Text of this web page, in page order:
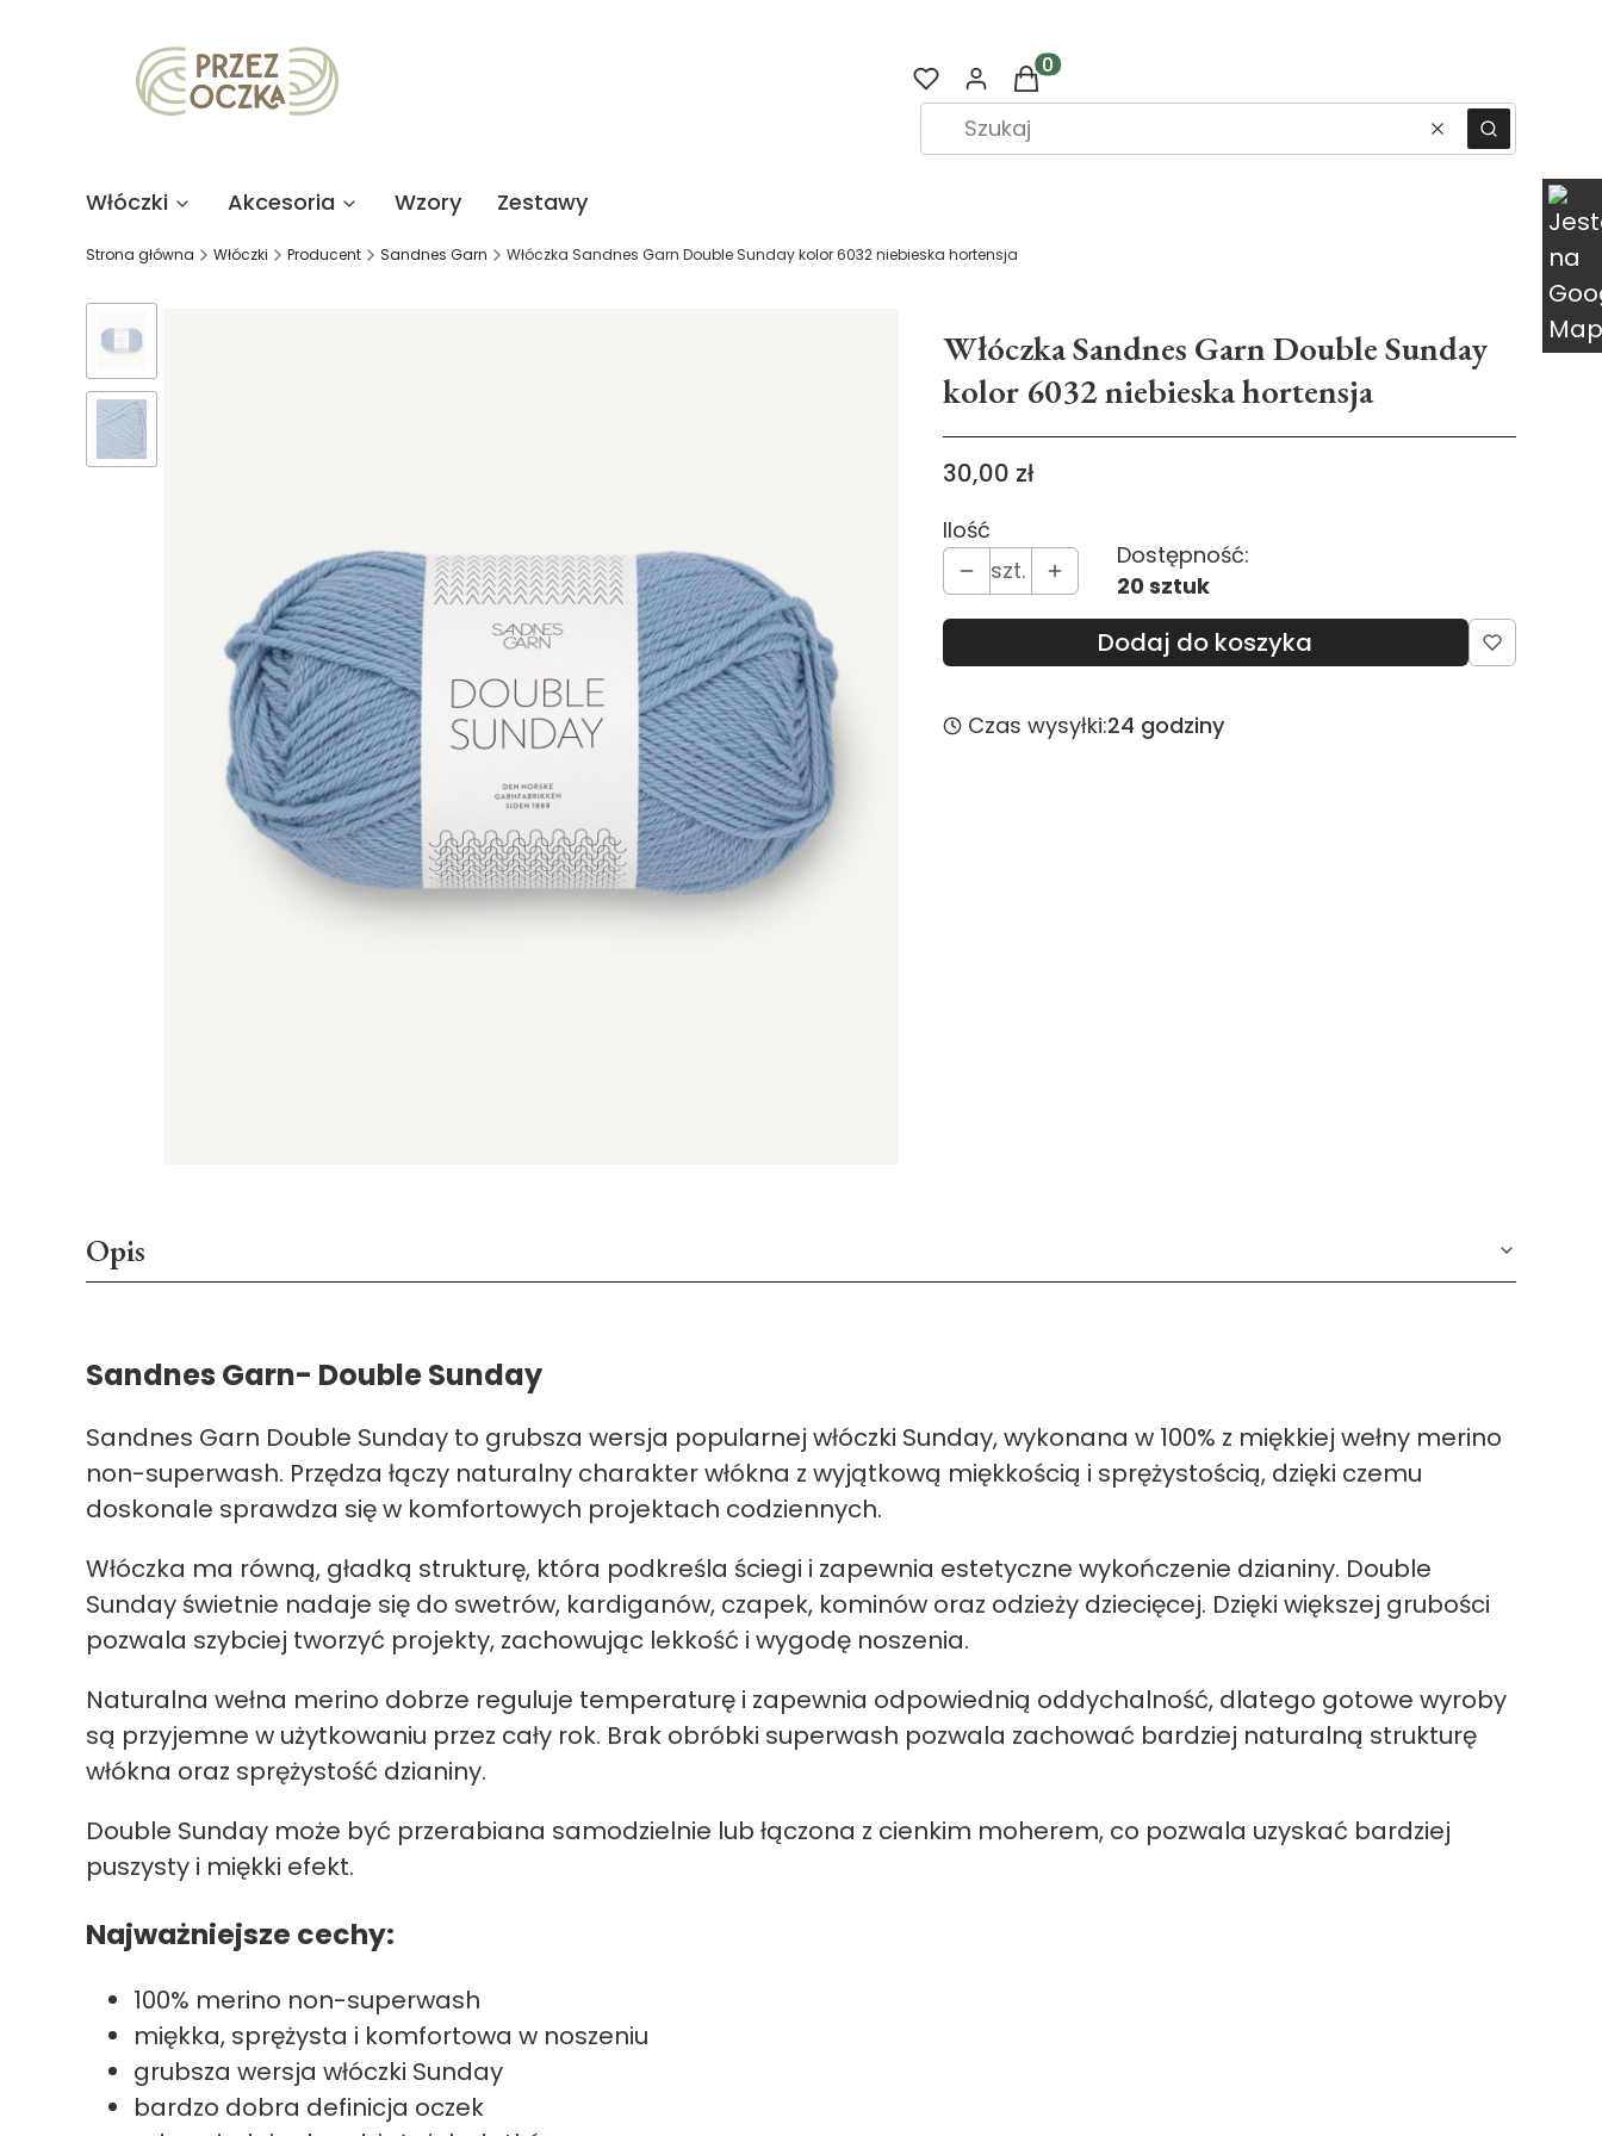
Produkty w koszyku: 0. Zobacz szczegóły
WyczyśćSzukaj
Włóczki Akcesoria Wzory Zestawy
Strona główna Włóczki Producent Sandnes Garn Włóczka Sandnes Garn Double Sunday kolor 6032 niebieska hortensja
Włóczka Sandnes Garn Double Sunday
kolor 6032 niebieska hortensja
Cena
30,00 zł
Ilość
szt.
Dostępność:
20 sztuk
Dodaj do koszyka
Czas wysyłki:24 godziny
Opis
Sandnes Garn- Double Sunday
Sandnes Garn Double Sunday to grubsza wersja popularnej włóczki Sunday, wykonana w 100% z miękkiej wełny merino
non-superwash. Przędza łączy naturalny charakter włókna z wyjątkową miękkością i sprężystością, dzięki czemu
doskonale sprawdza się w komfortowych projektach codziennych.
Włóczka ma równą, gładką strukturę, która podkreśla ściegi i zapewnia estetyczne wykończenie dzianiny. Double
Sunday świetnie nadaje się do swetrów, kardiganów, czapek, kominów oraz odzieży dziecięcej. Dzięki większej grubości
pozwala szybciej tworzyć projekty, zachowując lekkość i wygodę noszenia.
Naturalna wełna merino dobrze reguluje temperaturę i zapewnia odpowiednią oddychalność, dlatego gotowe wyroby
są przyjemne w użytkowaniu przez cały rok. Brak obróbki superwash pozwala zachować bardziej naturalną strukturę
włókna oraz sprężystość dzianiny.
Double Sunday może być przerabiana samodzielnie lub łączona z cienkim moherem, co pozwala uzyskać bardziej
puszysty i miękki efekt.
Najważniejsze cechy:
100% merino non-superwash
miękka, sprężysta i komfortowa w noszeniu
grubsza wersja włóczki Sunday
bardzo dobra definicja oczek